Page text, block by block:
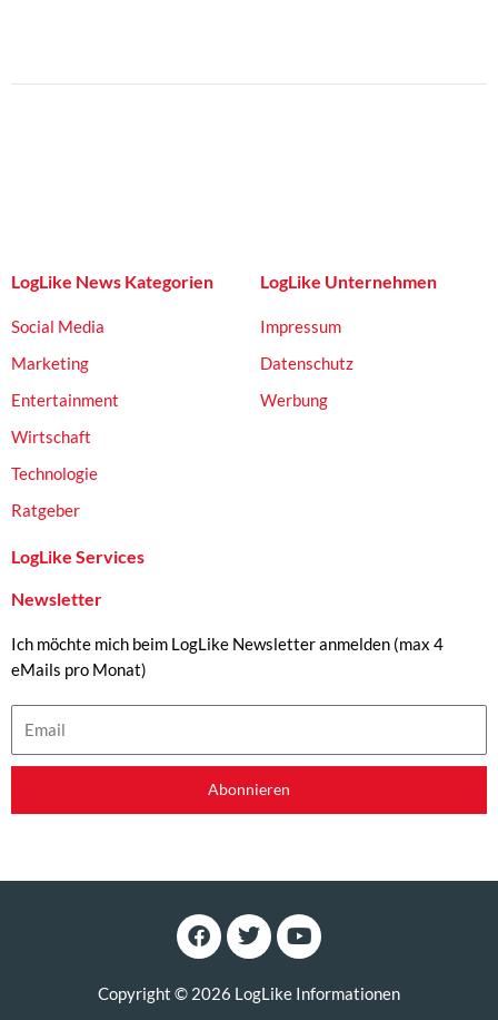
LogLike News Kategorien
Social Media
Marketing
Entertainment
Wirtschaft
Technologie
Ratgeber
LogLike Unternehmen
Impressum
Datenschutz
Werbung
LogLike Services
Newsletter
Ich möchte mich beim LogLike Newsletter anmelden (max 4
eMails pro Monat)
Abonnieren
F
a
e
T
w
t
Y
o
t
Copyright © 2026 LogLike Informationen